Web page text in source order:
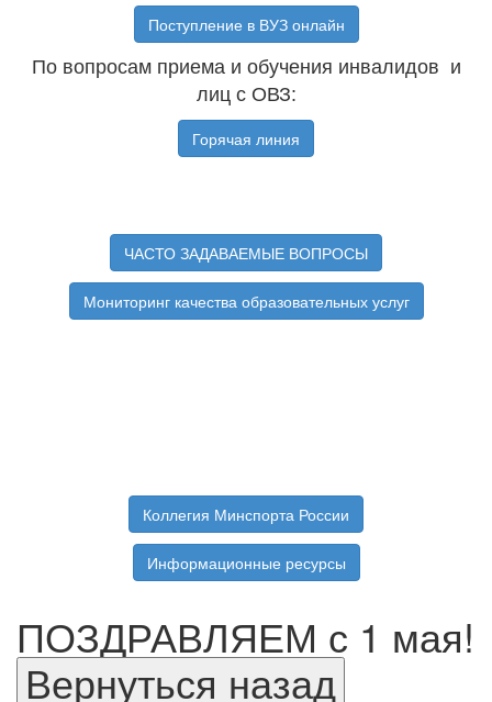
Поступление в ВУЗ онлайн
По вопросам приема и обучения инвалидов и
лиц с ОВЗ:
Горячая линия
ЧАСТО ЗАДАВАЕМЫЕ ВОПРОСЫ
Мониторинг качества образовательных услуг
Коллегия Минспорта России
Информационные ресурсы
ПОЗДРАВЛЯЕМ с 1 мая!